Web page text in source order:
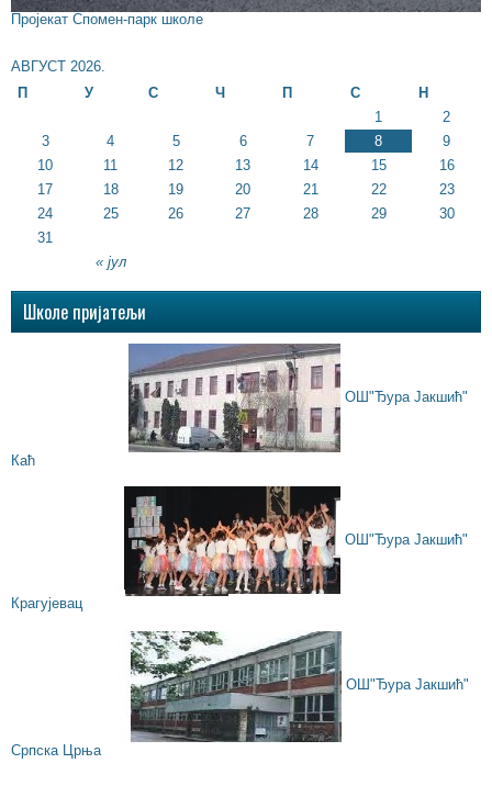
Пројекат Спомен-парк школе
АВГУСТ 2026.
П
У С Ч П С Н
« јул
1
2
3
4 5 6 7 8
9
10
11 12 13 14 15
16
17
18 19 20 21 22
23
24
25 26 27 28 29
30
31
Школе пријатељи
ОШ"Ђура Јакшић"
Каћ
ОШ"Ђура Јакшић"
Крагујевац
ОШ"Ђура Јакшић"
Српска Црња